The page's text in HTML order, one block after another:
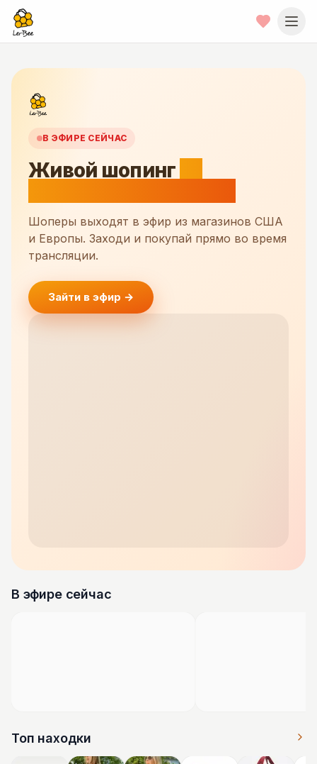
В ЭФИРЕ СЕЙЧАС
Живой шопинг
Шоперы выходят в эфир из магазинов США
и Европы. Заходи и покупай прямо во время
трансляции.
Зайти в эфир →
В эфире сейчас
Топ находки